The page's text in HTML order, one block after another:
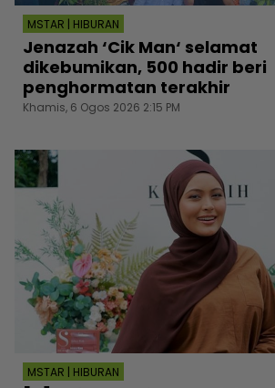
MSTAR | HIBURAN
Jenazah ‘Cik Man‘ selamat
dikebumikan, 500 hadir beri
penghormatan terakhir
Khamis, 6 Ogos 2026 2:15 PM
MSTAR | HIBURAN